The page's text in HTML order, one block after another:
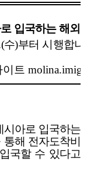
입국하는 해외여
수)부터 시행합니다.
트
시아로 입국하는
해 전자도착비
국할 수 있다고